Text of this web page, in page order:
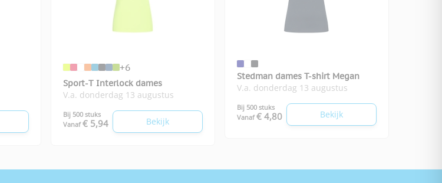
+6
Sport-T Interlock dames
V.a. donderdag 13 augustus
Bij 500 stuks
Vanaf € 5,94 Bekijk
Stedman dames T-shirt Megan
V.a. donderdag 13 augustus
Bij 500 stuks
Vanaf € 4,80 Bekijk